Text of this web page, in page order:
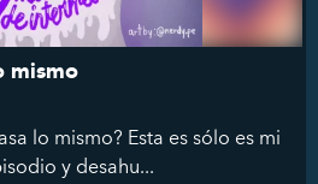
mismo
lo mismo? Esta es sólo es mi
y desahu...